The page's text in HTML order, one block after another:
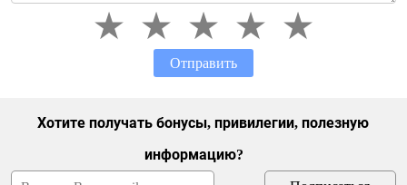
Отправить
Хотите получать бонусы, привилегии, полезную
информацию?